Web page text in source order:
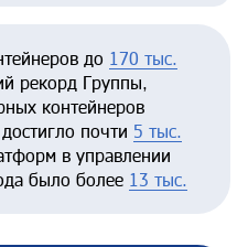
до 170 тыс.
рекорд Группы,
контейнеров
почти 5 тыс.
в управлении
было более 13 тыс.